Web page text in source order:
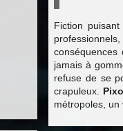
Fiction
jamais à
refuse de se
crapuleux.
métropoles,